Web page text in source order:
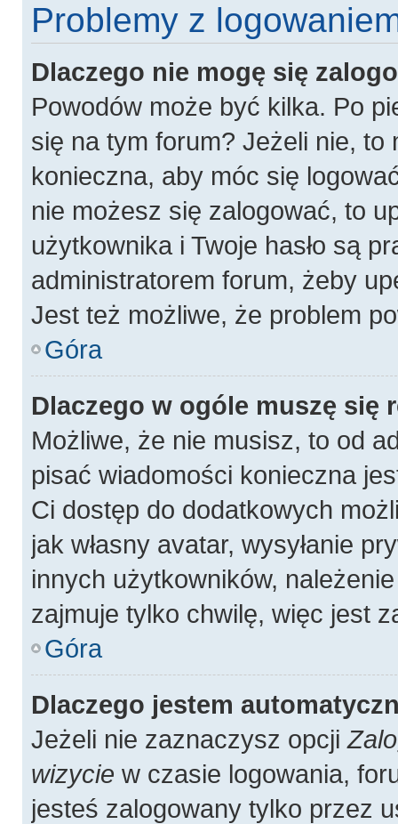
Problemy z
Dlaczego nie mogę się
Powodów może być kilka. Po
się na tym forum? Jeżeli nie,
konieczna, aby móc się
nie możesz się zalogować, to
użytkownika i Twoje hasło są
administratorem forum, żeby
Jest też możliwe, że problem
Góra
Dlaczego w ogóle muszę się
Możliwe, że nie musisz, to od
pisać wiadomości konieczna
Ci dostęp do dodatkowych
jak własny avatar, wysyłanie
innych użytkowników,
zajmuje tylko chwilę, więc jest
Góra
Dlaczego jestem
Jeżeli nie zaznaczysz opcji
wizycie w czasie logowania,
jesteś zalogowany tylko przez